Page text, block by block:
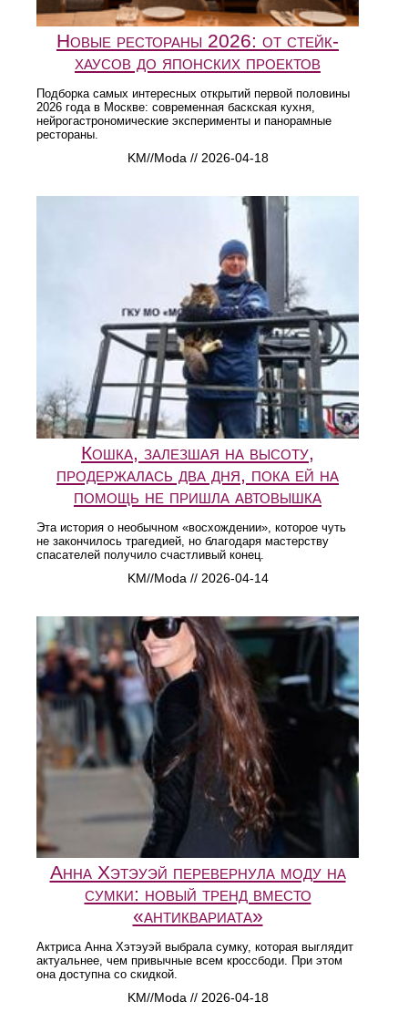
Новые рестораны 2026: от стейк-
хаусов до японских проектов
Подборка самых интересных открытий первой половины
2026 года в Москве: современная баскская кухня,
нейрогастрономические эксперименты и панорамные
рестораны.
KM//Moda // 2026-04-18
Кошка, залезшая на высоту,
продержалась два дня, пока ей на
помощь не пришла автовышка
Эта история о необычном «восхождении», которое чуть
не закончилось трагедией, но благодаря мастерству
спасателей получило счастливый конец.
KM//Moda // 2026-04-14
Анна Хэтэуэй перевернула моду на
сумки: новый тренд вместо
«антиквариата»
Актриса Анна Хэтэуэй выбрала сумку, которая выглядит
актуальнее, чем привычные всем кроссбоди. При этом
она доступна со скидкой.
KM//Moda // 2026-04-18